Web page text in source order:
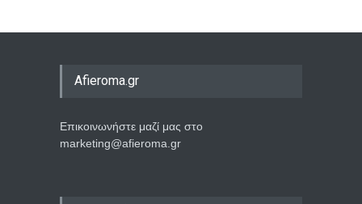
Afieroma.gr
Επικοινωνήστε μαζί μας στο
marketing@afieroma.gr